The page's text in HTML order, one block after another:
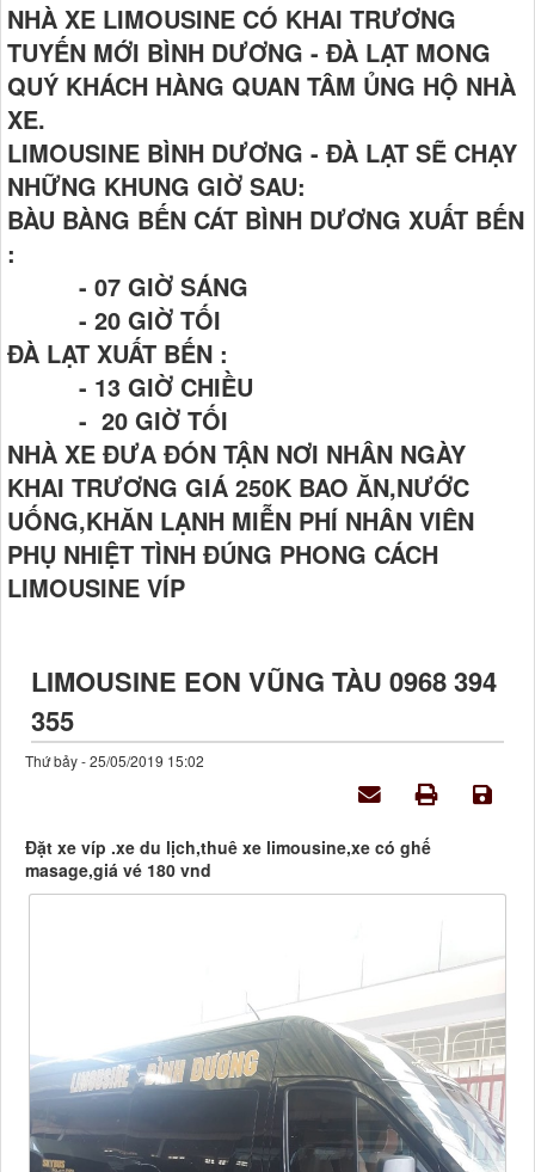
NHÀ XE LIMOUSINE CÓ KHAI TRƯƠNG
TUYẾN MỚI BÌNH DƯƠNG - ĐÀ LẠT MONG
QUÝ KHÁCH HÀNG QUAN TÂM ỦNG HỘ NHÀ
XE.
LIMOUSINE BÌNH DƯƠNG - ĐÀ LẠT SẼ CHẠY
NHỮNG KHUNG GIỜ SAU:
BÀU BÀNG BẾN CÁT BÌNH DƯƠNG XUẤT BẾN
:
- 07 GIỜ SÁNG
- 20 GIỜ TỐI
ĐÀ LẠT XUẤT BẾN :
- 13 GIỜ CHIỀU
- 20 GIỜ TỐI
NHÀ XE ĐƯA ĐÓN TẬN NƠI NHÂN NGÀY
KHAI TRƯƠNG GIÁ 250K BAO ĂN,NƯỚC
UỐNG,KHĂN LẠNH MIỄN PHÍ NHÂN VIÊN
PHỤ NHIỆT TÌNH ĐÚNG PHONG CÁCH
LIMOUSINE VÍP
LIMOUSINE EON VŨNG TÀU 0968 394
355
Thứ bảy - 25/05/2019 15:02
Đặt xe víp .xe du lịch,thuê xe limousine,xe có ghế
masage,giá vé 180 vnd